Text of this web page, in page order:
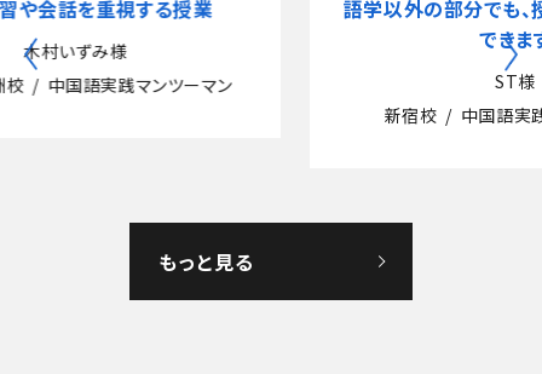
語学以外の部分でも、授業を楽しむ事が
中国語実践マンツーマン